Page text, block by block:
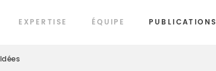
EXPERTISE ÉQUIPE PUBLICATIONS
Idées